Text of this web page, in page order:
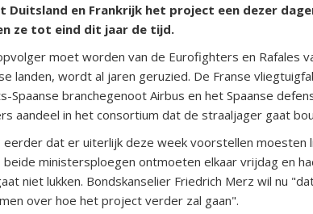
Duitsland en Frankrijk het project een dezer
ze tot eind dit jaar de tijd.
moet worden van de Eurofighters en Rafales
landen, wordt al jaren geruzied. De Franse
Spaanse branchegenoot Airbus en het Spaanse
aandeel in het consortium dat de straaljager gaat
eerder dat er uiterlijk deze week voorstellen moesten
beide ministersploegen ontmoeten elkaar vrijdag en
niet lukken. Bondskanselier Friedrich Merz wil nu
over hoe het project verder zal gaan".